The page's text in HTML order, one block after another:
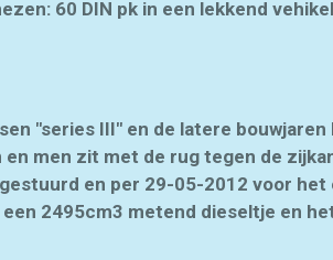
60 DIN pk in een lekkend
"series III" en de latere
men zit met de rug tegen de
en per 29-05-2012 voor
2495cm3 metend dieseltje en